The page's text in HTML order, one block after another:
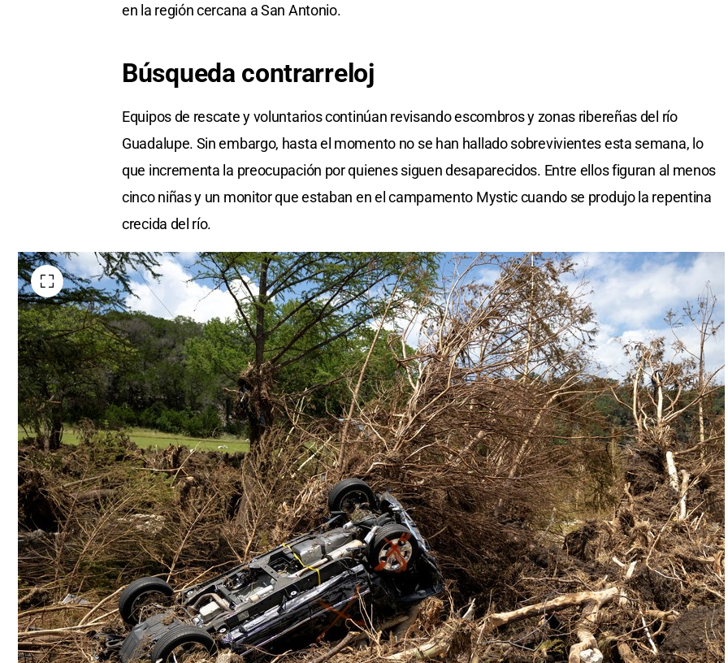
en la región cercana a San Antonio.
Búsqueda contrarreloj
Equipos de rescate y voluntarios continúan revisando escombros y zonas ribereñas del río
Guadalupe. Sin embargo, hasta el momento no se han hallado sobrevivientes esta semana, lo
que incrementa la preocupación por quienes siguen desaparecidos. Entre ellos figuran al menos
cinco niñas y un monitor que estaban en el campamento Mystic cuando se produjo la repentina
crecida del río.